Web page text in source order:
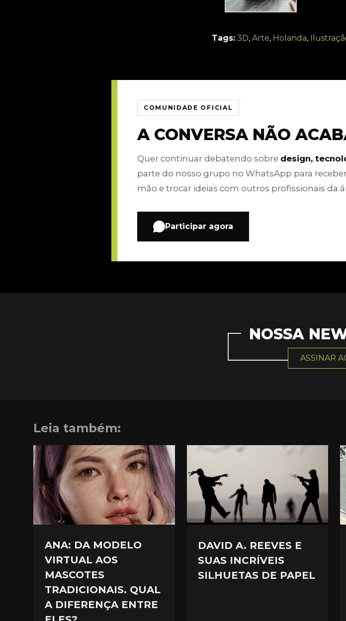
Tags: 3D, Arte, Holanda,
COMUNIDADE OFICIAL
A CONVERSA NÃO
Quer continuar debatendo sobre design,
parte do nosso grupo no WhatsApp para
mão e trocar ideias com outros profissionais da
Participar agora
NOSSA
ASSINAR
Leia também:
ANA: DA MODELO
VIRTUAL AOS
MASCOTES
TRADICIONAIS. QUAL
A DIFERENÇA ENTRE
DAVID A. REEVES E
SUAS INCRÍVEIS
SILHUETAS DE PAPEL